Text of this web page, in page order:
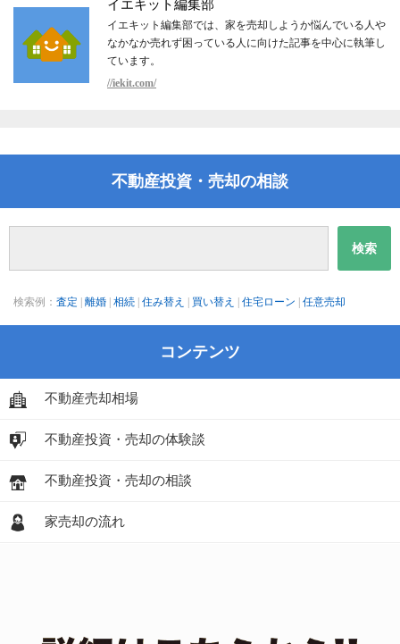
イエキット編集部
イエキット編集部では、家を売却しようか悩んでいる人や
なかなか売れず困っている人に向けた記事を中心に執筆し
ています。
//iekit.com/
不動産投資・売却の相談
検索例： 査定 離婚 相続 住み替え 買い替え 住宅ローン 任意売却
コンテンツ
不動産売却相場
不動産投資・売却の体験談
不動産投資・売却の相談
家売却の流れ